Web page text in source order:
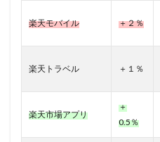
楽天モバイル ＋２％
楽天トラベル ＋１％
楽天市場アプリ
＋
0.5％